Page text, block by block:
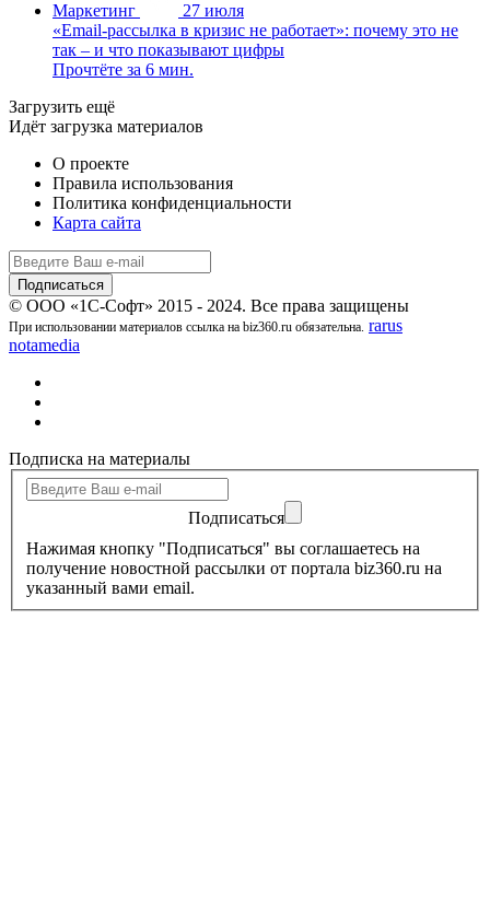
Маркетинг
27 июля
«Email-рассылка в кризис не работает»: почему это не
так – и что показывают цифры
Прочтёте за 6 мин.
Загрузить ещё
Идёт загрузка материалов
О проекте
Правила использования
Политика конфиденциальности
Карта сайта
© ООО «1С-Софт» 2015 - 2024. Все права защищены
При использовании материалов ссылка на biz360.ru обязательна. rarus
notamedia
Подписка на материалы
Подписаться
Нажимая кнопку "Подписаться" вы соглашаетесь на
получение новостной рассылки от портала biz360.ru на
указанный вами email.